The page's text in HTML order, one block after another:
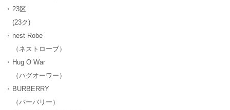
23区
(23ク)
nest Robe
（ネストローブ）
Hug O War
（ハグオーワー）
BURBERRY
（バーバリー）